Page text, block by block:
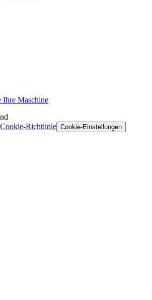
Ihre Maschine
Cookie-Richtlinie Cookie-Einstellungen